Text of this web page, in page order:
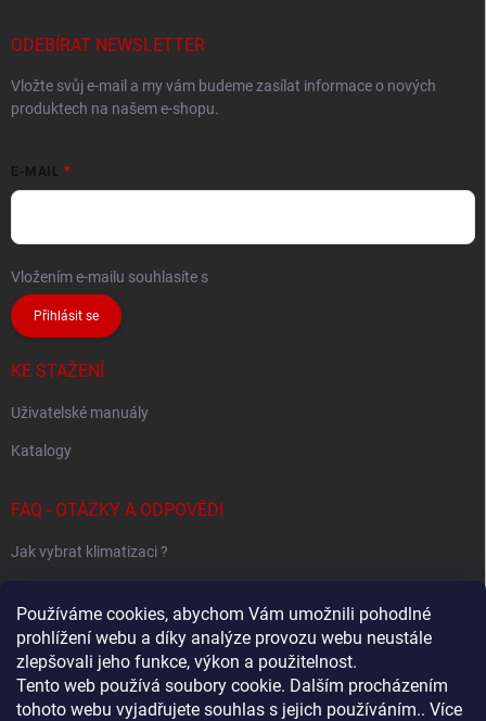
Používáme cookies, abychom Vám umožnili pohodlné
prohlížení webu a díky analýze provozu webu neustále
zlepšovali jeho funkce, výkon a použitelnost.
Tento web používá soubory cookie. Dalším procházením
tohoto webu vyjadřujete souhlas s jejich používáním.. Více
ODEBÍRAT NEWSLETTER
Vložte svůj e-mail a my vám budeme zasílat informace o nových
produktech na našem e-shopu.
E-MAIL
Vložením e-mailu souhlasíte s
Přihlásit se
KE STAŽENÍ
Uživatelské manuály
Katalogy
FAQ - OTÁZKY A ODPOVĚDI
Jak vybrat klimatizaci ?
Jak určit potřebný výkon klimatizace ?
Sestavování Multi-Split systémů